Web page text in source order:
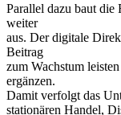
Parallel dazu baut
weiter
aus. Der digitale
Beitrag
zum Wachstum
ergänzen.
Damit verfolgt das
stationären Handel,